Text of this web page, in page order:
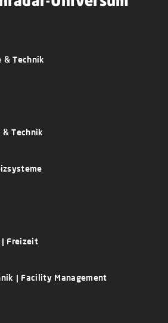
& Technik
& Technik
| Freizeit
| Facility Management